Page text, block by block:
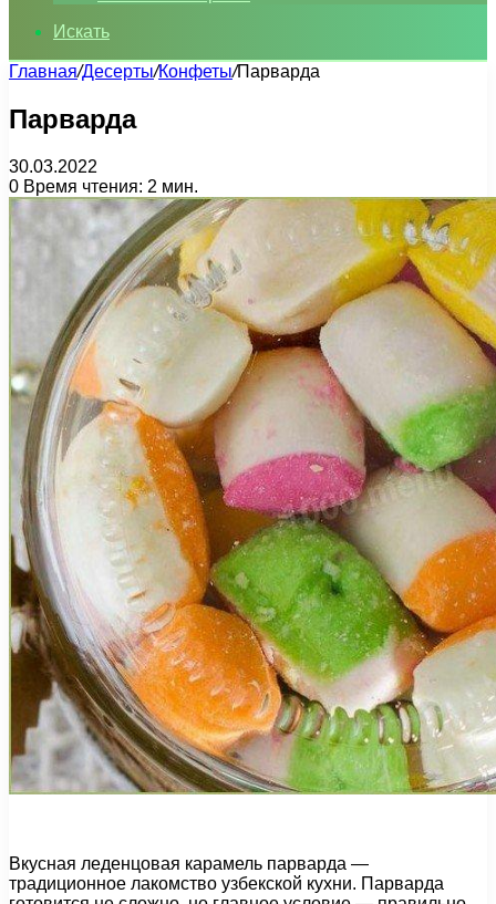
Искать
Главная/Десерты/Конфеты/Парварда
Парварда
30.03.2022
0 Время чтения: 2 мин.
Вкусная леденцовая карамель парварда —
традиционное лакомство узбекской кухни. Парварда